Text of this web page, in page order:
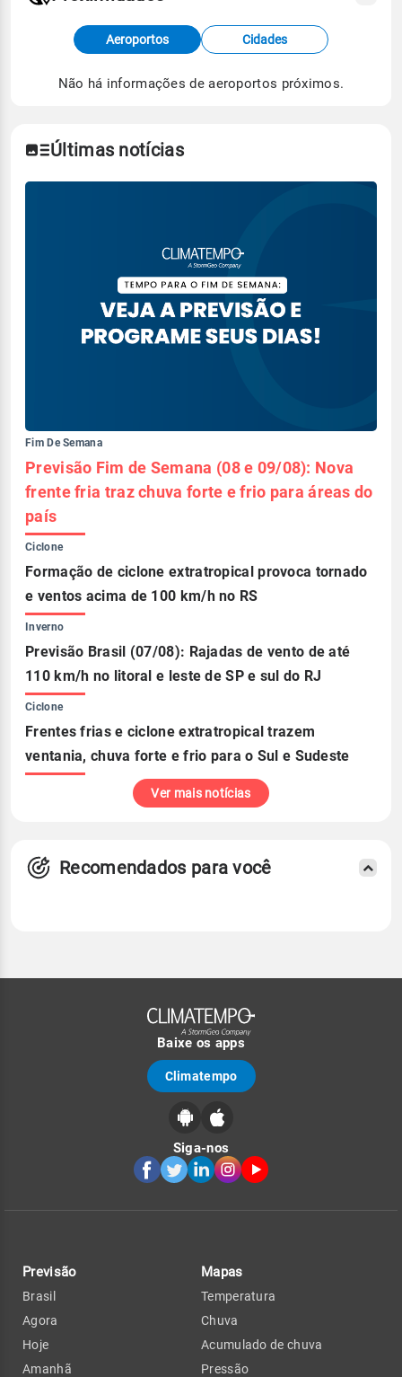
Fonte: dados combinados de estações
meteorológicas e satélite do Centro de Previsão
de Tempo e Estudos Climáticos (CPTEC).
Aeroportos Cidades
Não há informações de aeroportos próximos.
Últimas notícias
Fim De Semana
Previsão Fim de Semana (08 e 09/08): Nova
frente fria traz chuva forte e frio para áreas do
país
Ciclone
Formação de ciclone extratropical provoca tornado
e ventos acima de 100 km/h no RS
Inverno
Previsão Brasil (07/08): Rajadas de vento de até
110 km/h no litoral e leste de SP e sul do RJ
Ciclone
Frentes frias e ciclone extratropical trazem
ventania, chuva forte e frio para o Sul e Sudeste
Ver mais notícias
Recomendados para você
Baixe os apps
Climatempo
Siga-nos
Previsão
Brasil
Agora
Hoje
Amanhã
Mapas
Temperatura
Chuva
Acumulado de chuva
Pressão